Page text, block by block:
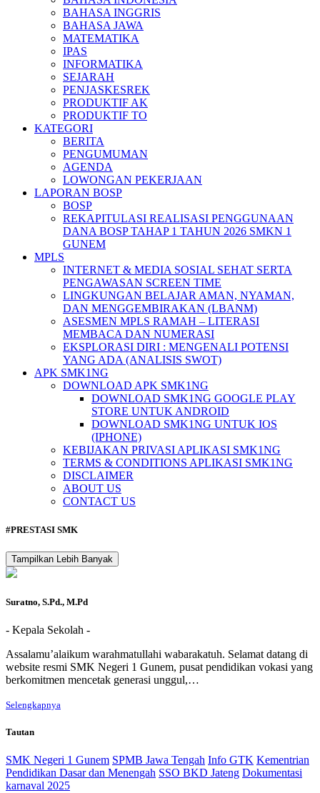
BAHASA INGGRIS
BAHASA JAWA
MATEMATIKA
IPAS
INFORMATIKA
SEJARAH
PENJASKESREK
PRODUKTIF AK
PRODUKTIF TO
KATEGORI
BERITA
PENGUMUMAN
AGENDA
LOWONGAN PEKERJAAN
LAPORAN BOSP
BOSP
REKAPITULASI REALISASI PENGGUNAAN
DANA BOSP TAHAP 1 TAHUN 2026 SMKN 1
GUNEM
MPLS
INTERNET & MEDIA SOSIAL SEHAT SERTA
PENGAWASAN SCREEN TIME
LINGKUNGAN BELAJAR AMAN, NYAMAN,
DAN MENGGEMBIRAKAN (LBANM)
ASESMEN MPLS RAMAH – LITERASI
MEMBACA DAN NUMERASI
EKSPLORASI DIRI : MENGENALI POTENSI
YANG ADA (ANALISIS SWOT)
APK SMK1NG
DOWNLOAD APK SMK1NG
DOWNLOAD SMK1NG GOOGLE PLAY
STORE UNTUK ANDROID
DOWNLOAD SMK1NG UNTUK IOS
(IPHONE)
KEBIJAKAN PRIVASI APLIKASI SMK1NG
TERMS & CONDITIONS APLIKASI SMK1NG
DISCLAIMER
ABOUT US
CONTACT US
#PRESTASI SMK
Tampilkan Lebih Banyak
Suratno, S.Pd., M.Pd
- Kepala Sekolah -
Assalamu’alaikum warahmatullahi wabarakatuh. Selamat datang di
website resmi SMK Negeri 1 Gunem, pusat pendidikan vokasi yang
berkomitmen mencetak generasi unggul,…
Selengkapnya
Tautan
SMK Negeri 1 Gunem SPMB Jawa Tengah Info GTK Kementrian
Pendidikan Dasar dan Menengah SSO BKD Jateng Dokumentasi
karnaval 2025